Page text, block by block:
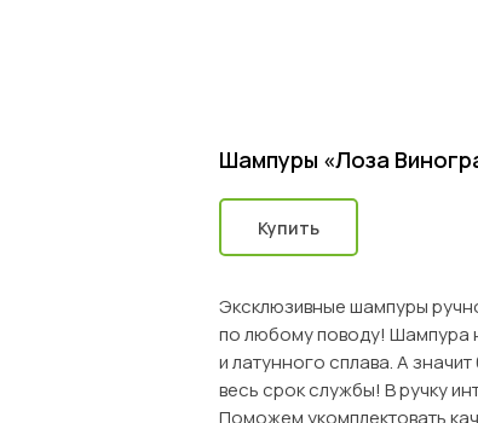
Шампуры «Лоза
Купить
Эксклюзивные шампуры
по любому поводу! Шампура
и латунного сплава. А
весь срок службы! В ручку